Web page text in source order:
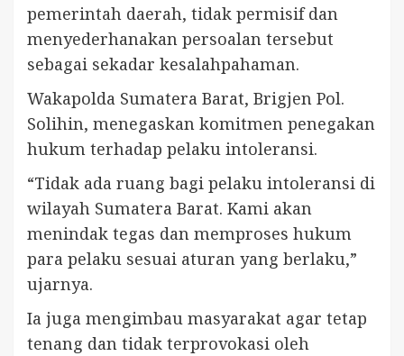
pemerintah daerah, tidak permisif dan
menyederhanakan persoalan tersebut
sebagai sekadar kesalahpahaman.
Wakapolda Sumatera Barat, Brigjen Pol.
Solihin, menegaskan komitmen penegakan
hukum terhadap pelaku intoleransi.
“Tidak ada ruang bagi pelaku intoleransi di
wilayah Sumatera Barat. Kami akan
menindak tegas dan memproses hukum
para pelaku sesuai aturan yang berlaku,”
ujarnya.
Ia juga mengimbau masyarakat agar tetap
tenang dan tidak terprovokasi oleh